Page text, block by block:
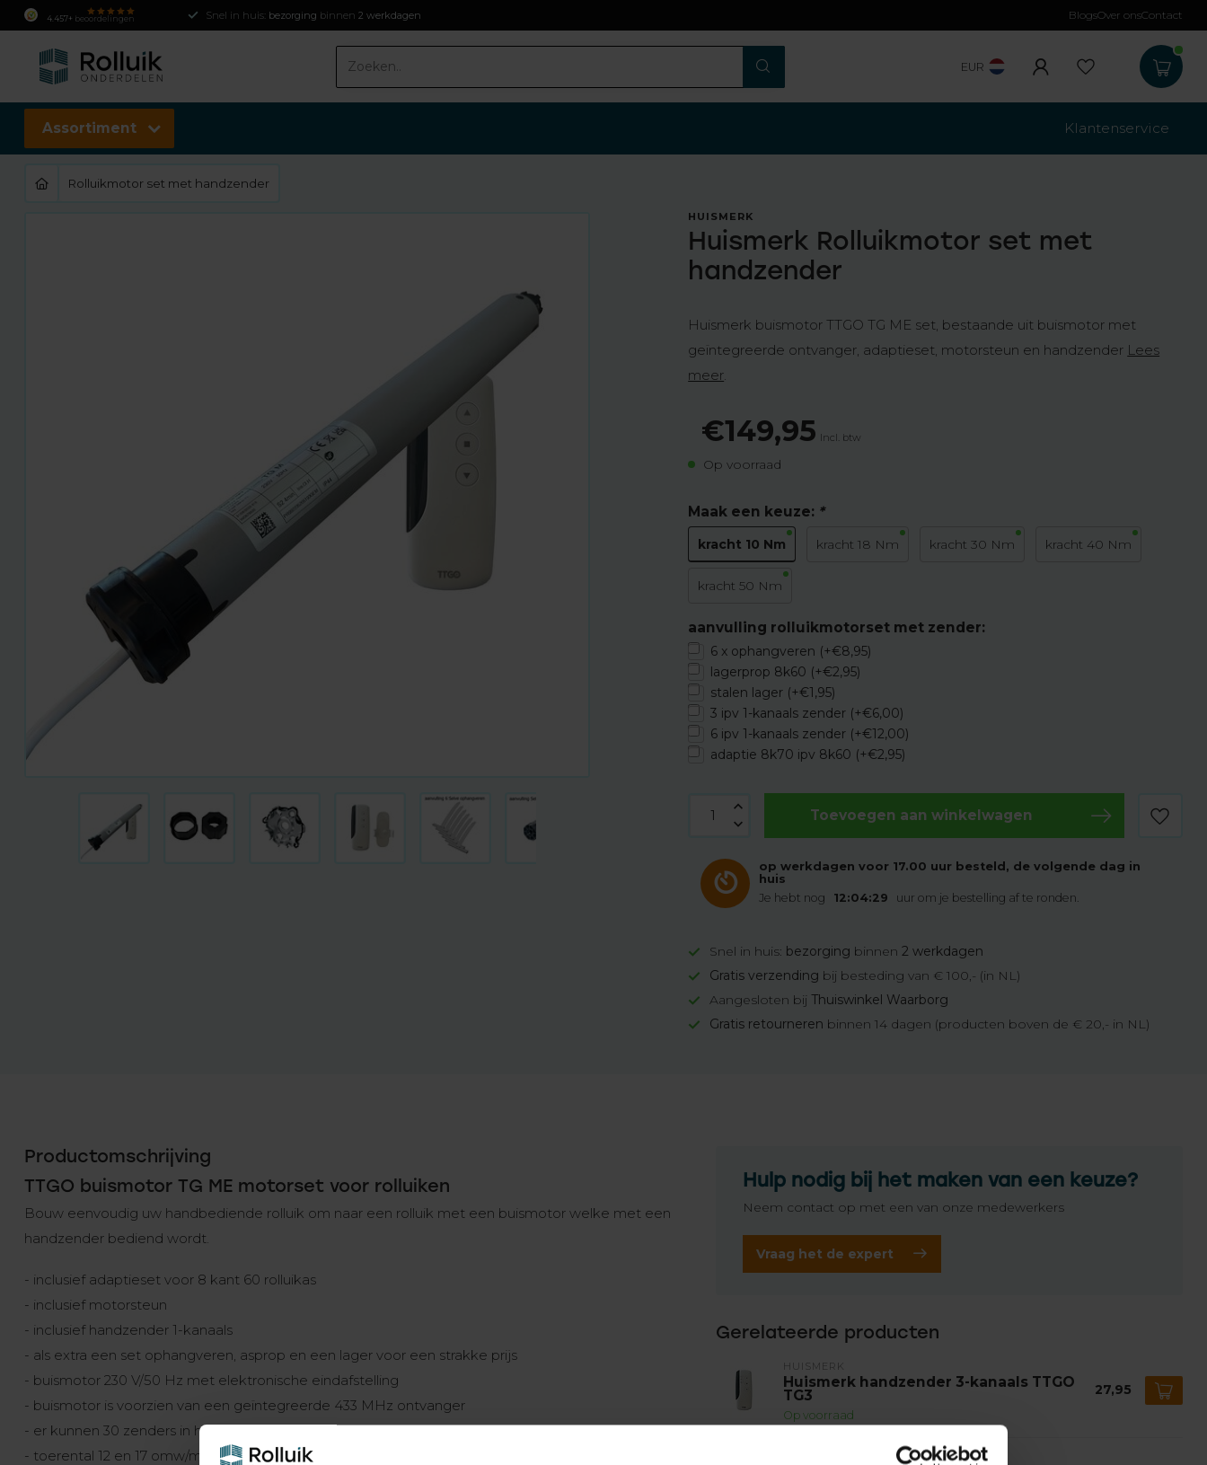
4.457+ beoordelingen Snel in huis: bezorging binnen 2 werkdagen Gratis verzending
BlogsOver onsContact
EUR
Assortiment Klantenservice
Rolluikmotor set met handzender
HUISMERK
Huismerk Rolluikmotor set met
handzender
Huismerk buismotor TTGO TG ME set, bestaande uit buismotor met
geïntegreerde ontvanger, adaptieset, motorsteun en handzender Lees
meer.
€149,95 Incl. btw
Op voorraad
Maak een keuze: *
kracht 10 Nm kracht 18 Nm kracht 30 Nm kracht 40 Nm
kracht 50 Nm
aanvulling rolluikmotorset met zender:
6 x ophangveren (+€8,95)
lagerprop 8k60 (+€2,95)
stalen lager (+€1,95)
3 ipv 1-kanaals zender (+€6,00)
6 ipv 1-kanaals zender (+€12,00)
adaptie 8k70 ipv 8k60 (+€2,95)
Toevoegen aan winkelwagen
op werkdagen voor 17.00 uur besteld, de volgende dag in
huis
Je hebt nog
12:04:28 uur om je bestelling af te ronden.
Snel in huis: bezorging binnen2 werkdagen
Gratis verzending bij besteding van € 100,- (in NL)
Aangesloten bijThuiswinkel Waarborg
Gratis retourneren binnen 14 dagen (producten boven de € 20,- in NL)
Productomschrijving
TTGO buismotor TG ME motorset voor rolluiken
Bouw eenvoudig uw handbediende rolluik om naar een rolluik met een buismotor welke met een
handzender bediend wordt.
- inclusief adaptieset voor 8 kant 60 rolluikas
- inclusief motorsteun
- inclusief handzender 1-kanaals
- als extra een set ophangveren, asprop en een lager voor een strakke prijs
- buismotor 230 V/50 Hz met elektronische eindafstelling
- buismotor is voorzien van een geïntegreerde 433 MHz ontvanger
- er kunnen 30 zenders in het geheugen worden opgeslagen
- toerental 12 en 17 omw/min, afhankelijk van de kracht
Hulp nodig bij het maken van een keuze?
Neem contact op met een van onze medewerkers
Vraag het de expert
Gerelateerde producten
HUISMERK
Huismerk handzender 3-kanaals TTGO
TG3
Op voorraad
27,95